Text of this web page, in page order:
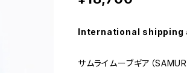
International shipping
サムライムーブギア（